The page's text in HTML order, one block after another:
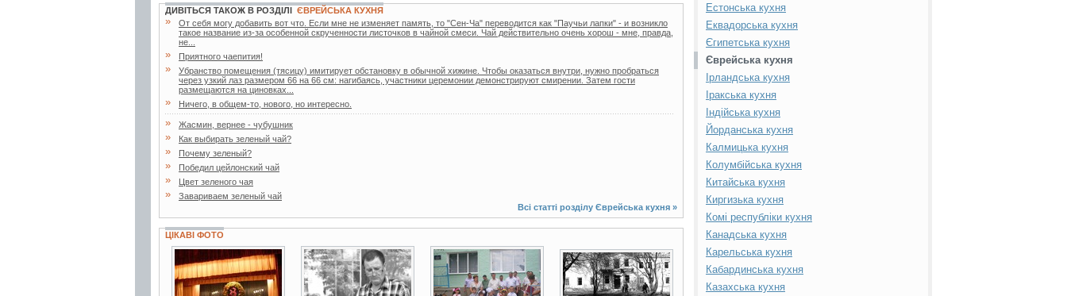
ДИВІТЬСЯ ТАКОЖ В РОЗДІЛІ ЄВРЕЙСЬКА КУХНЯ
»
От себя могу добавить вот что. Если мне не изменяет память, то "Сен-Ча" переводится как "Паучьи лапки" - и возникло
такое название из-за особенной скрученности листочков в чайной смеси. Чай действительно очень хорош - мне, правда,
не...
» Приятного чаепития!
»
Убранство помещения (тясицу) имитирует обстановку в обычной хижине. Чтобы оказаться внутри, нужно пробраться
через узкий лаз размером 66 на 66 см: нагибаясь, участники церемонии демонстрируют смирении. Затем гости
размещаются на циновках...
» Ничего, в общем-то, нового, но интересно.
» Жасмин, вернее - чубушник
» Как выбирать зеленый чай?
» Почему зеленый?
» Победил цейлонский чай
» Цвет зеленого чая
»
Завариваем зеленый чай
Всі статті розділу Єврейська кухня »
ЦІКАВІ ФОТО
5 фото 3 фото 7 фото 4 фото
Естонська кухня
Еквадорська кухня
Єгипетська кухня
Єврейська кухня
Ірландська кухня
Іракська кухня
Індійська кухня
Йорданська кухня
Калмицька кухня
Колумбійська кухня
Китайська кухня
Киргизька кухня
Комі республіки кухня
Канадська кухня
Карельська кухня
Кабардинська кухня
Казахська кухня